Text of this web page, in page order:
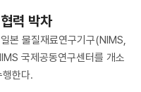
력 박차
본 물질재료연구기구(NIMS,
국제공동연구센터를 개소
한다.